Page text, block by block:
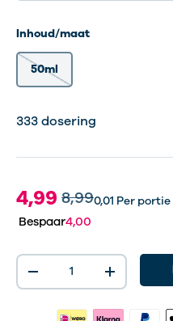
Inhoud/maat
50ml
333 dosering
333 dosering
4,99 8,990,01 Per portie
Bespaar4,00
Aantal
-
+